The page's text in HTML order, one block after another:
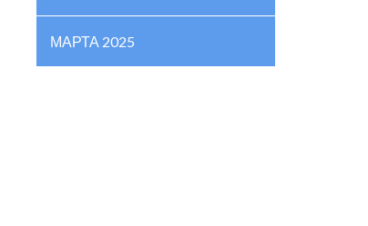
МАРТА 2025